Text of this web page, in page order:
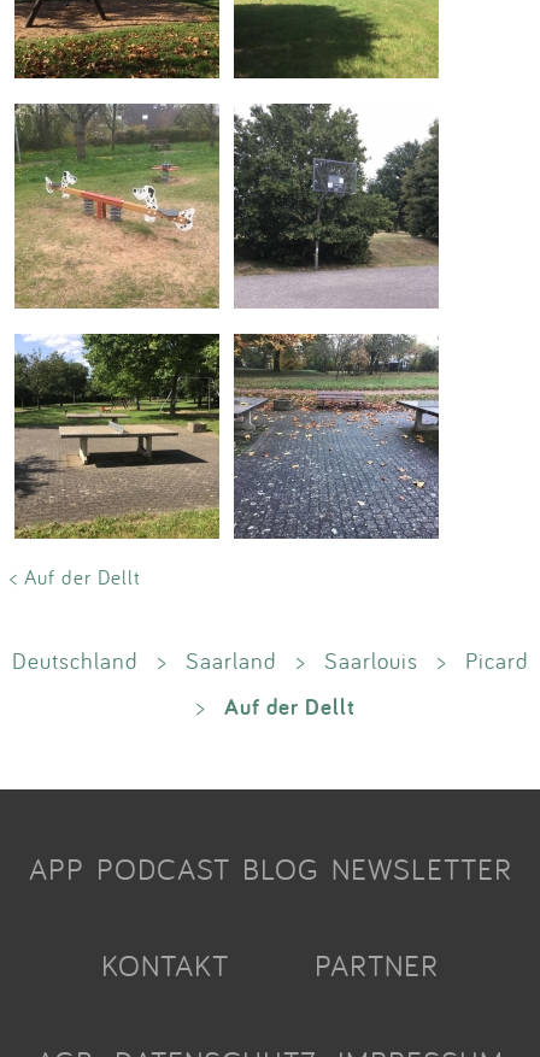
< Auf der Dellt
Deutschland > Saarland > Saarlouis >
Picard
>
Auf der Dellt
APP PODCAST BLOG NEWSLETTER
KONTAKT PARTNER